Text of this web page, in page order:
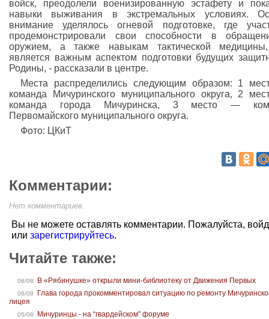
войск, преодолели военизированную эстафету и
навыки выживания в экстремальных условиях.
внимание уделялось огневой подготовке, где
продемонстрировали свои способности в
оружием, а также навыкам тактической
является важным аспектом подготовки будущих
Родины, - рассказали в центре.
Места распределились следующим образом: 1
команда Мичуринского муниципального округа, 2
команда города Мичуринска, 3 место —
Первомайского муниципального округа.
Фото: ЦКиТ
Комментарии:
Нет комментариев.
Вы не можете оставлять комментарии. Пожалуйста,
или зарегистрируйтесь.
Читайте также:
06/08 В «Рябинушке» открыли мини-библиотеку от Движения Первых
06/08
Глава города прокомментировал ситуацию по ремонту
лицея
05/08 Мичуринцы - на “гвардейском” форуме